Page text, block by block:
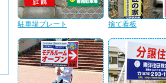
駐車場プレート 捨て看板